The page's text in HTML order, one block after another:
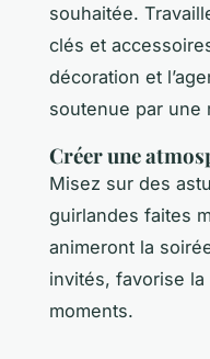
souhaitée.
clés et
décoration et
soutenue par une
Créer une
Misez sur des
guirlandes faites
animeront la
invités, favorise la
moments.